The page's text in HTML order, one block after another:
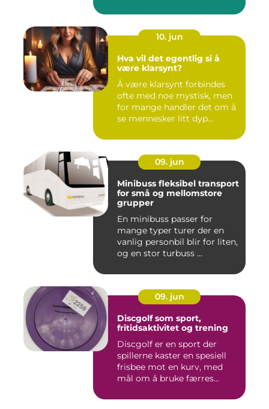
10. jun
Hva vil det egentlig si å
være klarsynt?
Å være klarsynt forbindes
ofte med noe mystisk, men
for mange handler det om å
se mennesker litt dyp...
09. jun
Minibuss fleksibel transport
for små og mellomstore
grupper
En minibuss passer for
mange typer turer der en
vanlig personbil blir for liten,
og en stor turbuss ...
09. jun
Discgolf som sport,
fritidsaktivitet og trening
Discgolf er en sport der
spillerne kaster en spesiell
frisbee mot en kurv, med
mål om å bruke færres...